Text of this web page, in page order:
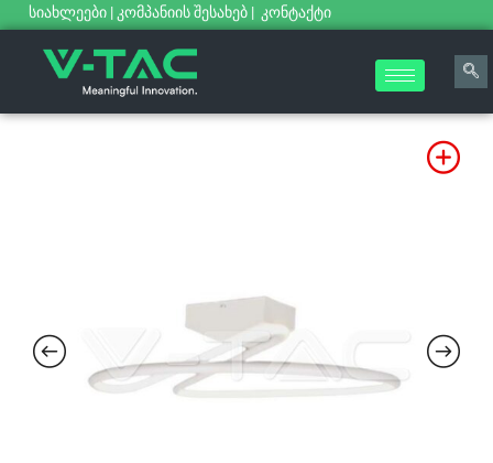
სიახლეები | კომპანიის შესახებ | კონტაქტი